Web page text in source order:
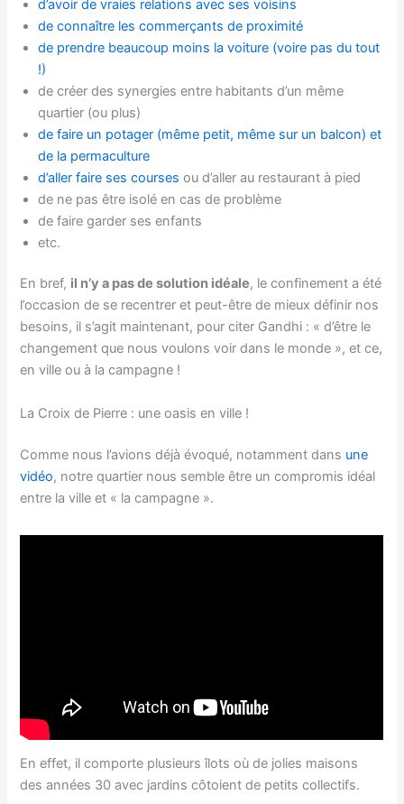
d’avoir de vraies relations avec ses voisins
de connaître les commerçants de proximité
de prendre beaucoup moins la voiture (voire pas du tout
!)
de créer des synergies entre habitants d’un même
quartier (ou plus)
de faire un potager (même petit, même sur un balcon) et
de la permaculture
d’aller faire ses coursesou d’aller au restaurant à pied
de ne pas être isolé en cas de problème
de faire garder ses enfants
etc.
En bref, il n’y a pas de solution idéale, le confinement a été
l’occasion de se recentrer et peut-être de mieux définir nos
besoins, il s’agit maintenant, pour citer Gandhi : « d’être le
changement que nous voulons voir dans le monde », et ce,
en ville ou à la campagne !
La Croix de Pierre : une oasis en ville !
Comme nous l’avions déjà évoqué, notamment dans une
vidéo, notre quartier nous semble être un compromis idéal
entre la ville et « la campagne ».
En effet, il comporte plusieurs îlots où de jolies maisons
des années 30 avec jardins côtoient de petits collectifs.